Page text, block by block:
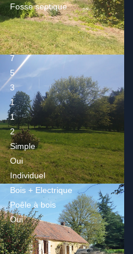
Fosse septique
7
5
3
1
1
2
Simple
Oui
Individuel
Bois + Electrique
Poêle à bois
Oui